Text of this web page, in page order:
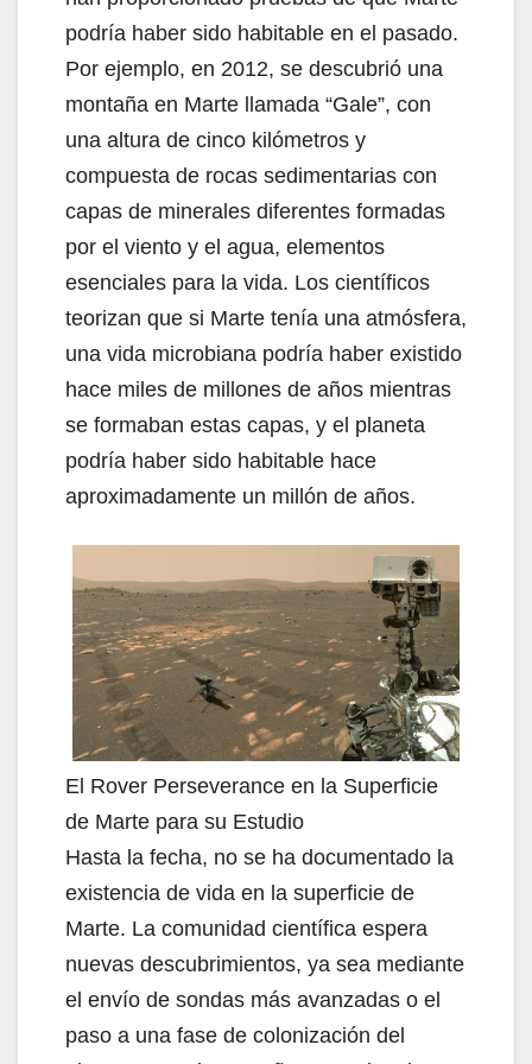
podría haber sido habitable en el pasado.
Por ejemplo, en 2012, se descubrió una
montaña en Marte llamada “Gale”, con
una altura de cinco kilómetros y
compuesta de rocas sedimentarias con
capas de minerales diferentes formadas
por el viento y el agua, elementos
esenciales para la vida. Los científicos
teorizan que si Marte tenía una atmósfera,
una vida microbiana podría haber existido
hace miles de millones de años mientras
se formaban estas capas, y el planeta
podría haber sido habitable hace
aproximadamente un millón de años.
El Rover Perseverance en la Superficie
de Marte para su Estudio
Hasta la fecha, no se ha documentado la
existencia de vida en la superficie de
Marte. La comunidad científica espera
nuevas descubrimientos, ya sea mediante
el envío de sondas más avanzadas o el
paso a una fase de colonización del